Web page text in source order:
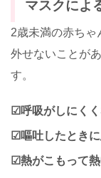
マスクによ
2歳未満の赤ちゃ
外せないことが
す。
☑呼吸がしにくく
☑嘔吐したときに
☑熱がこもって熱